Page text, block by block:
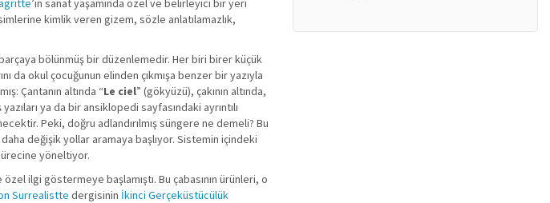
’in sanat yaşamında özel ve belirleyici bir yeri
kimlik veren gizem, sözle anlatılamazlık,
bölünmüş bir düzenlemedir. Her biri birer küçük
okul çocuğunun elinden çıkmışa benzer bir yazıyla
Çantanın altında “Le ciel” (gökyüzü), çakının altında,
ya da bir ansiklopedi sayfasındaki ayrıntılı
Peki, doğru adlandırılmış süngere ne demeli? Bu
değişik yollar aramaya başlıyor. Sistemin içindeki
yöneltiyor.
ilgi göstermeye başlamıştı. Bu çabasının ürünleri, o
Surrealistte dergisinin İkinci Gerçeküstücülük